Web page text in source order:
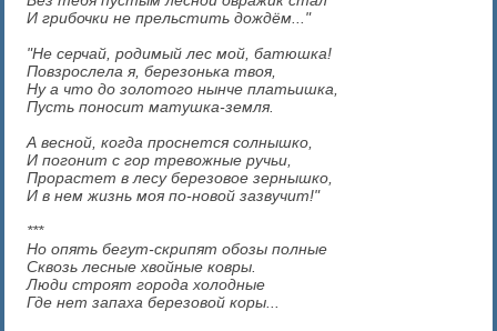
И грибочки не прельстить дождём..."
"Не серчай, родимый лес мой, батюшка!
Повзрослела я, березонька твоя,
Ну а что до золотого нынче платьишка,
Пусть поносит матушка-земля.
А весной, когда проснется солнышко,
И погонит с гор тревожные ручьи,
Прорастет в лесу березовое зернышко,
И в нем жизнь моя по-новой зазвучит!"
***
Но опять бегут-скрипят обозы полные
Сквозь лесные хвойные ковры.
Люди строят города холодные
Где нет запаха березовой коры...